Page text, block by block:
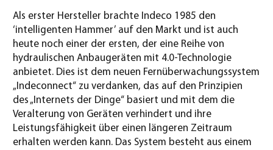
Als erster Hersteller brachte Indeco 1985 den
‘intelligenten Hammer’ auf den Markt und ist auch
heute noch einer der ersten, der eine Reihe von
hydraulischen Anbaugeräten mit 4.0-Technologie
anbietet. Dies ist dem neuen Fernüberwachungssystem
„Indeconnect“ zu verdanken, das auf den Prinzipien
des „Internets der Dinge“ basiert und mit dem die
Veralterung von Geräten verhindert und ihre
Leistungsfähigkeit über einen längeren Zeitraum
erhalten werden kann. Das System besteht aus einem